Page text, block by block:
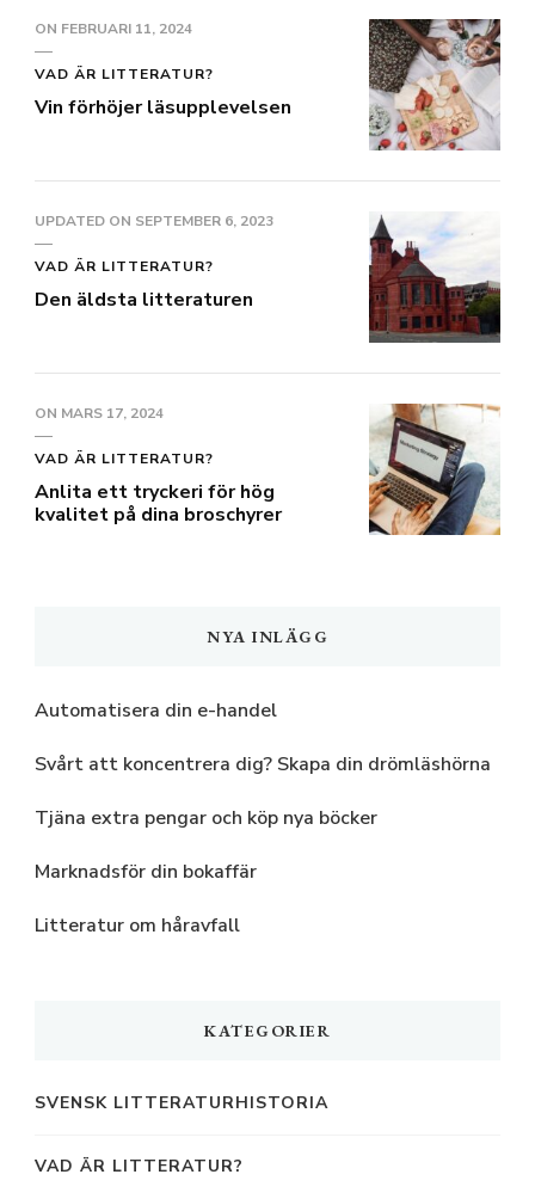
ON FEBRUARI 11, 2024
VAD ÄR LITTERATUR?
Vin förhöjer läsupplevelsen
UPDATED ON SEPTEMBER 6, 2023
VAD ÄR LITTERATUR?
Den äldsta litteraturen
ON MARS 17, 2024
VAD ÄR LITTERATUR?
Anlita ett tryckeri för hög
kvalitet på dina broschyrer
NYA INLÄGG
Automatisera din e-handel
Svårt att koncentrera dig? Skapa din drömläshörna
Tjäna extra pengar och köp nya böcker
Marknadsför din bokaffär
Litteratur om håravfall
KATEGORIER
SVENSK LITTERATURHISTORIA
VAD ÄR LITTERATUR?